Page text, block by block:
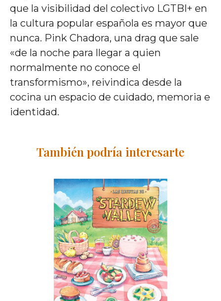
que la visibilidad del colectivo LGTBI+ en
la cultura popular española es mayor que
nunca. Pink Chadora, una drag que sale
«de la noche para llegar a quien
normalmente no conoce el
transformismo», reivindica desde la
cocina un espacio de cuidado, memoria e
identidad.
También podría interesarte